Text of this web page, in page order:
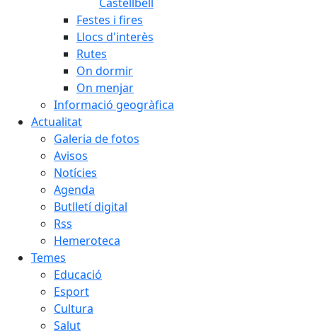
Festes i fires
Llocs d'interès
Rutes
On dormir
On menjar
Informació geogràfica
Actualitat
Galeria de fotos
Avisos
Notícies
Agenda
Butlletí digital
Rss
Hemeroteca
Temes
Educació
Esport
Cultura
Salut